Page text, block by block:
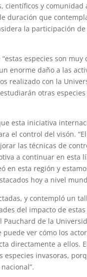
científicos y comunidad
duración que
la participación
especies son
enorme daño a las
realizado con la
otras
esta iniciativa
el control del visón.
las técnicas de
a continuar en esta
en esta región y
hoy a nivel
y contempló un
del impacto de
de la
ver cómo los
directamente a ellos.
invasoras,